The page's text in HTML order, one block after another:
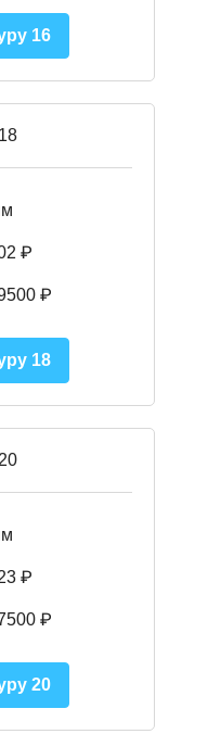
16
₽
₽
18
₽
₽
20